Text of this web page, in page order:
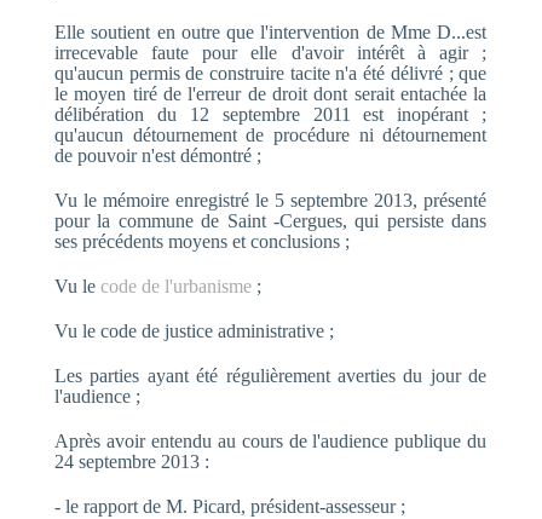
Elle soutient en outre que l'intervention de Mme D...est
irrecevable faute pour elle d'avoir intérêt à agir ;
qu'aucun permis de construire tacite n'a été délivré ; que
le moyen tiré de l'erreur de droit dont serait entachée la
délibération du 12 septembre 2011 est inopérant ;
qu'aucun détournement de procédure ni détournement
de pouvoir n'est démontré ;
Vu le mémoire enregistré le 5 septembre 2013, présenté
pour la commune de Saint -Cergues, qui persiste dans
ses précédents moyens et conclusions ;
Vu le code de l'urbanisme;
Vu le code de justice administrative ;
Les parties ayant été régulièrement averties du jour de
l'audience ;
Après avoir entendu au cours de l'audience publique du
24 septembre 2013 :
- le rapport de M. Picard, président-assesseur ;